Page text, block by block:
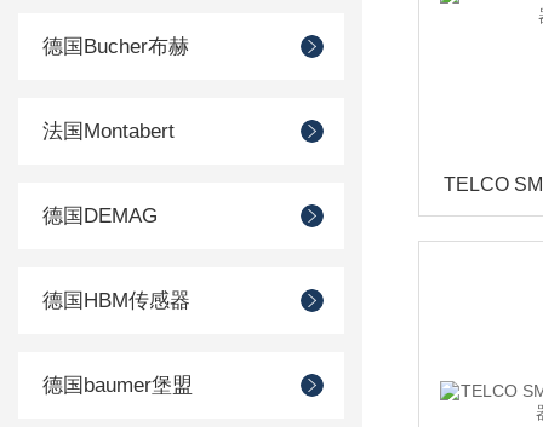
德国Bucher布赫
法国Montabert
德国DEMAG
德国HBM传感器
德国baumer堡盟